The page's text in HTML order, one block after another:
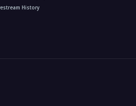
History